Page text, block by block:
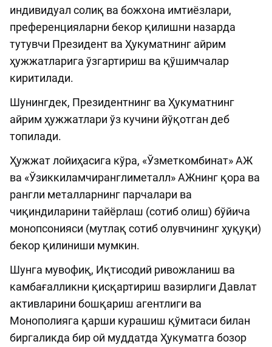
индивидуал солиқ ва божхона имтиёзлари,
преференцияларни бекор қилишни назарда
тутувчи Президент ва Ҳукуматнинг айрим
ҳужжатларига ўзгартириш ва қўшимчалар
киритилади.
Шунингдек, Президентнинг ва Ҳукуматнинг
айрим ҳужжатлари ўз кучини йўқотган деб
топилади.
Ҳужжат лойиҳасига кўра, «Ўзметкомбинат» АЖ
ва «Ўзиккиламчиранглиметалл» АЖнинг қора ва
рангли металларнинг парчалари ва
чиқиндиларини тайёрлаш (сотиб олиш) бўйича
монопсонияси (мутлақ сотиб олувчининг ҳуқуқи)
бекор қилиниши мумкин.
Шунга мувофиқ, Иқтисодий ривожланиш ва
камбағалликни қисқартириш вазирлиги Давлат
активларини бошқариш агентлиги ва
Монополияга қарши курашиш қўмитаси билан
биргаликда бир ой муддатда Ҳукуматга бозор